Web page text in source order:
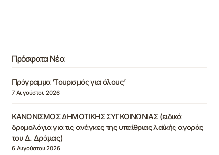
Πρόσφατα Νέα
Πρόγραμμα ‘Τουρισμός για όλους’
7 Αυγούστου 2026
ΚΑΝΟΝΙΣΜΟΣ ΔΗΜΟΤΙΚΗΣ ΣΥΓΚΟΙΝΩΝΙΑΣ (ειδικά
δρομολόγια για τις ανάγκες της υπαίθριας λαϊκής αγοράς
του Δ. Δράμας)
6 Αυγούστου 2026